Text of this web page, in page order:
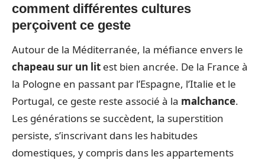
comment différentes cultures
perçoivent ce geste
Autour de la Méditerranée, la méfiance envers le
chapeau sur un lit est bien ancrée. De la France à
la Pologne en passant par l’Espagne, l’Italie et le
Portugal, ce geste reste associé à la malchance.
Les générations se succèdent, la superstition
persiste, s’inscrivant dans les habitudes
domestiques, y compris dans les appartements